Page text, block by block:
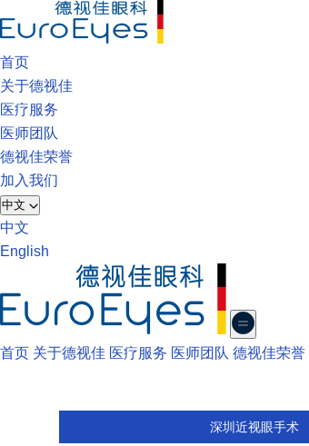
首页
关于德视佳
医疗服务
医师团队
德视佳荣誉
加入我们
中文
中文
English
首页 关于德视佳 医疗服务 医师团队 德视佳荣誉
深圳近视眼手术